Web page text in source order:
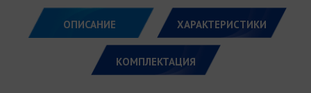
ОПИСАНИЕ ХАРАКТЕРИСТИКИ
КОМПЛЕКТАЦИЯ